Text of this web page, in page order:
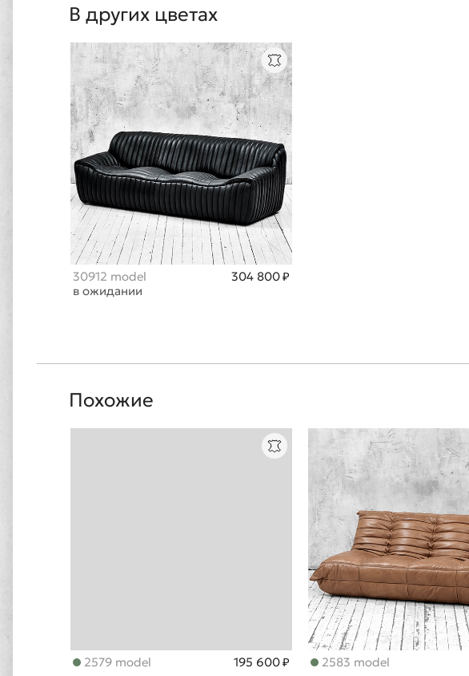
В других цветах
30912 model
в ожидании
304 800 ₽
Похожие
2579 model 195 600 ₽ 2583 model